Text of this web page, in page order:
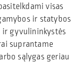
visas
ir statybos
ir gyvulininkystės
suprantame
sąlygas geriau